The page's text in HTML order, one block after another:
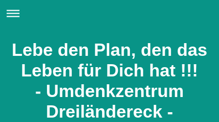
Lebe den Plan, den das
Leben für Dich hat !!!
- Umdenkzentrum
Dreiländereck -